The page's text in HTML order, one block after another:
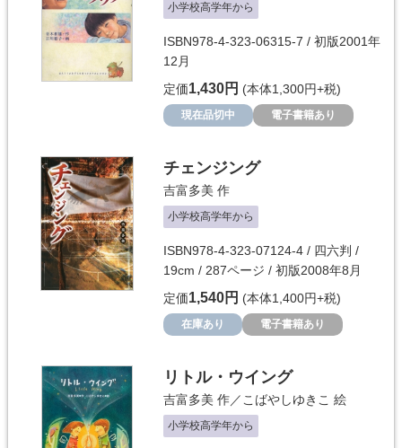
小学校高学年から
ISBN978-4-323-06315-7 / 初版2001年
12月
定価1,430円 (本体1,300円+税)
現在品切中 電子書籍あり
チェンジング
吉富多美 作
小学校高学年から
ISBN978-4-323-07124-4 / 四六判 /
19cm / 287ページ / 初版2008年8月
定価1,540円 (本体1,400円+税)
在庫あり 電子書籍あり
リトル・ウイング
吉富多美 作／ こばやしゆきこ 絵
小学校高学年から